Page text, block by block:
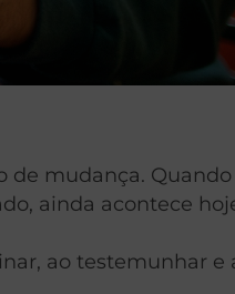
mudança.
ainda acontece
ao testemunhar